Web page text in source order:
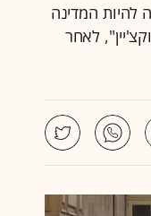
להיות המדינה
לכינוי "אי הבלוקצ'יין", לאחר